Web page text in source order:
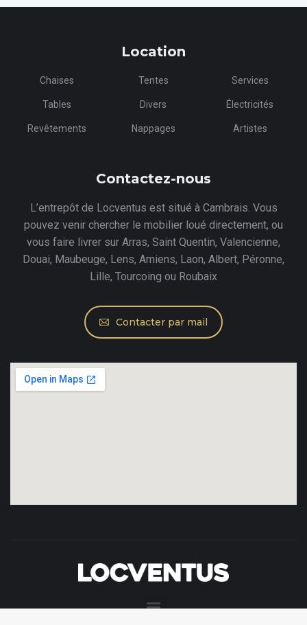
Location
Chaises
Tables
Revêtements
Tentes
Divers
Nappages
Services
Électricités
Artistes
Contactez-nous
L’entrepôt de Locventus est situé à Cambrais. Vous
pouvez venir chercher le mobilier loué directement, ou
vous faire livrer sur Arras, Saint Quentin, Valencienne,
Douai, Maubeuge, Lens, Amiens, Laon, Albert, Péronne,
Lille, Tourcoing ou Roubaix
Contacter par mail